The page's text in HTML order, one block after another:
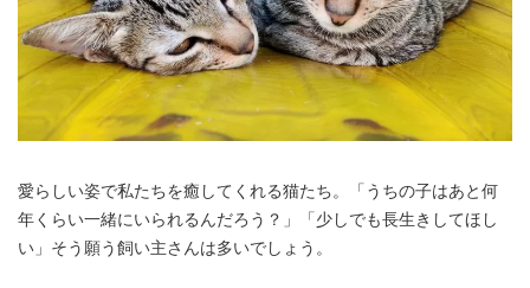
愛らしい姿で私たちを癒してくれる猫たち。「うちの子はあと何
年くらい一緒にいられるんだろう？」「少しでも長生きしてほし
い」そう願う飼い主さんは多いでしょう。